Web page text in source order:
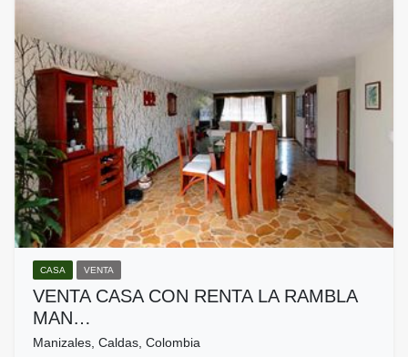
CASA VENTA
VENTA CASA CON RENTA LA RAMBLA
MAN…
Manizales, Caldas, Colombia